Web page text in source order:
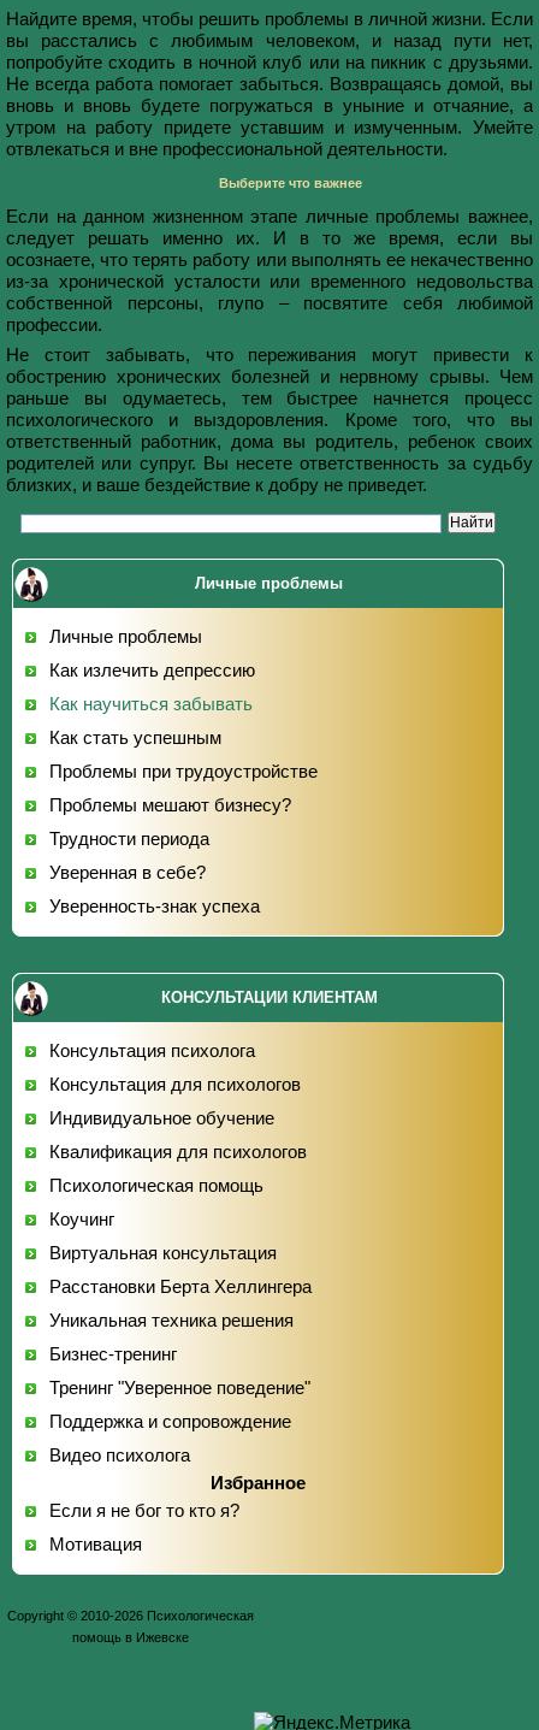
Найдите время, чтобы решить проблемы в личной жизни. Если
вы расстались с любимым человеком, и назад пути нет,
попробуйте сходить в ночной клуб или на пикник с друзьями.
Не всегда работа помогает забыться. Возвращаясь домой, вы
вновь и вновь будете погружаться в уныние и отчаяние, а
утром на работу придете уставшим и измученным. Умейте
отвлекаться и вне профессиональной деятельности.
Выберите что важнее
Если на данном жизненном этапе личные проблемы важнее,
следует решать именно их. И в то же время, если вы
осознаете, что терять работу или выполнять ее некачественно
из-за хронической усталости или временного недовольства
собственной персоны, глупо – посвятите себя любимой
профессии.
Не стоит забывать, что переживания могут привести к
обострению хронических болезней и нервному срывы. Чем
раньше вы одумаетесь, тем быстрее начнется процесс
психологического и выздоровления. Кроме того, что вы
ответственный работник, дома вы родитель, ребенок своих
родителей или супруг. Вы несете ответственность за судьбу
близких, и ваше бездействие к добру не приведет.
Личные проблемы
Личные проблемы
Как излечить депрессию
Как научиться забывать
Как стать успешным
Проблемы при трудоустройстве
Проблемы мешают бизнесу?
Трудности периода
Уверенная в себе?
Уверенность-знак успеха
КОНСУЛЬТАЦИИ КЛИЕНТАМ
Консультация психолога
Консультация для психологов
Индивидуальное обучение
Квалификация для психологов
Психологическая помощь
Коучинг
Виртуальная консультация
Расстановки Берта Хеллингера
Уникальная техника решения
Бизнес-тренинг
Тренинг "Уверенное поведение"
Поддержка и сопровождение
Видео психолога
Избранное
Если я не бог то кто я?
Мотивация
Copyright © 2010-2026 Психологическая
помощь в Ижевске